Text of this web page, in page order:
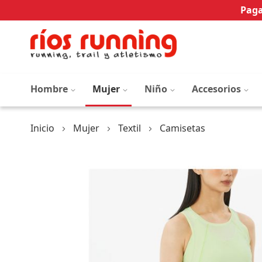
Hombre Mujer Niño Accesorios
Inicio Mujer Textil Camisetas